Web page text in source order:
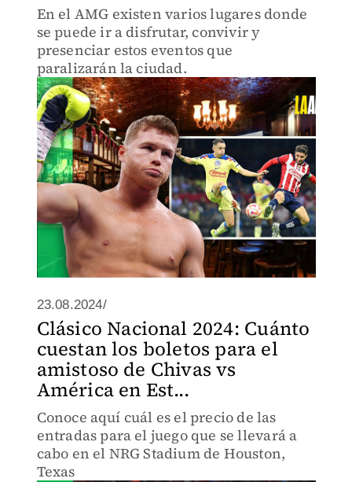
En el AMG existen varios lugares donde
se puede ir a disfrutar, convivir y
presenciar estos eventos que
paralizarán la ciudad.
23.08.2024/
Clásico Nacional 2024: Cuánto
cuestan los boletos para el
amistoso de Chivas vs
América en Est...
Conoce aquí cuál es el precio de las
entradas para el juego que se llevará a
cabo en el NRG Stadium de Houston,
Texas